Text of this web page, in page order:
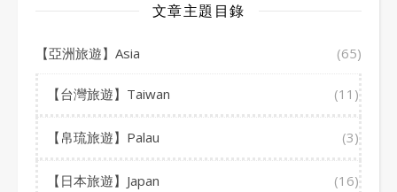
文章主題目錄
【亞洲旅遊】Asia (65)
【台灣旅遊】Taiwan (11)
【帛琉旅遊】Palau (3)
【日本旅遊】Japan (16)